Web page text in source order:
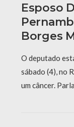
Esposo
Borges
O deputado
sábado (4), no
um câncer.